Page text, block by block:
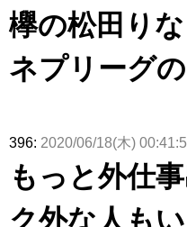
欅の松田り
ネプリーグ
396: 2020/06/18(木)
もっと外仕
ク外な人も